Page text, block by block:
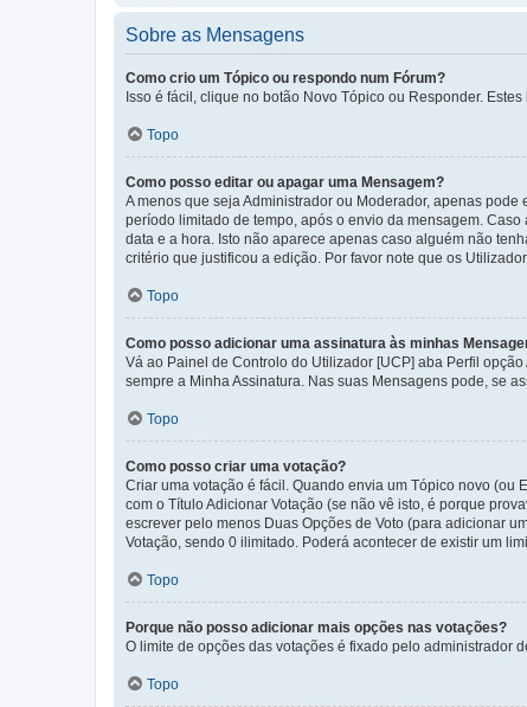
Sobre as Mensagens
Como crio um Tópico ou respondo num Fórum?
Isso é fácil, clique no botão Novo Tópico ou Responder.
Topo
Como posso editar ou apagar uma Mensagem?
A menos que seja Administrador ou Moderador, apenas
período limitado de tempo, após o envio da mensagem.
data e a hora. Isto não aparece apenas caso alguém não
critério que justificou a edição. Por favor note que os
Topo
Como posso adicionar uma assinatura às minhas
Vá ao Painel de Controlo do Utilizador [UCP] aba Perfil
sempre a Minha Assinatura. Nas suas Mensagens pode, se
Topo
Como posso criar uma votação?
Criar uma votação é fácil. Quando envia um Tópico novo (ou
com o Título Adicionar Votação (se não vê isto, é porque
escrever pelo menos Duas Opções de Voto (para adicionar
Votação, sendo 0 ilimitado. Poderá acontecer de existir um
Topo
Porque não posso adicionar mais opções nas votações?
O limite de opções das votações é fixado pelo administrador
Topo